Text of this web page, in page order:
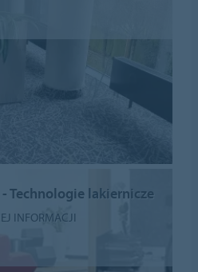
Technologie lakiernicze
INFORMACJI